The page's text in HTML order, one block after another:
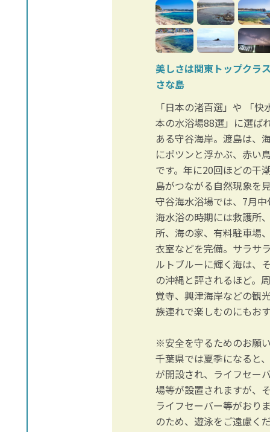
美しさは関東トップクラ
さな島
「日本の渚百選」や 「
本の水浴場88選」に選ば
ある守谷海岸。渡島は、
にポツンと浮かぶ、赤い
です。年に20回ほどの干
島がつながる自然現象を
守谷海水浴場では、7月
海水浴の時期には救護所
所、海の家、有料駐車場
衣室などを完備。サラサ
ルトブルーに輝く海は、
の沖縄と評されるほど。
覚寺、興津海岸などの観
族連れで楽しむのにもお
※安全を守るためのお願
千葉県では夏季になると
が開設され、ライフセー
場等が設置されますが、
ライフセーバー等がおり
のため、遊泳をご遠慮く